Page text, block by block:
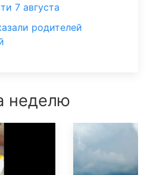
7 августа
родителей
неделю